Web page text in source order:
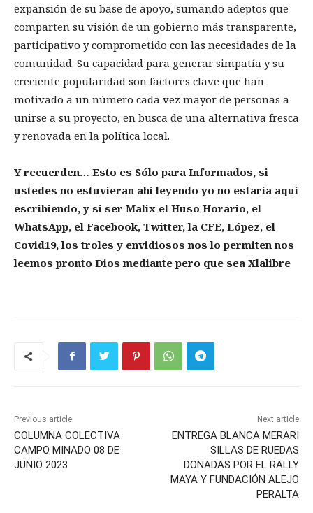
expansión de su base de apoyo, sumando adeptos que
comparten su visión de un gobierno más transparente,
participativo y comprometido con las necesidades de la
comunidad. Su capacidad para generar simpatía y su
creciente popularidad son factores clave que han
motivado a un número cada vez mayor de personas a
unirse a su proyecto, en busca de una alternativa fresca
y renovada en la política local.
Y recuerden… Esto es Sólo para Informados, si
ustedes no estuvieran ahí leyendo yo no estaría aquí
escribiendo, y si ser Malix el Huso Horario, el
WhatsApp, el Facebook, Twitter, la CFE, López, el
Covid19, los troles y envidiosos nos lo permiten nos
leemos pronto Dios mediante pero que sea Xlalibre
Previous article
COLUMNA COLECTIVA
CAMPO MINADO 08 DE
JUNIO 2023
Next article
ENTREGA BLANCA MERARI
SILLAS DE RUEDAS
DONADAS POR EL RALLY
MAYA Y FUNDACIÓN ALEJO
PERALTA